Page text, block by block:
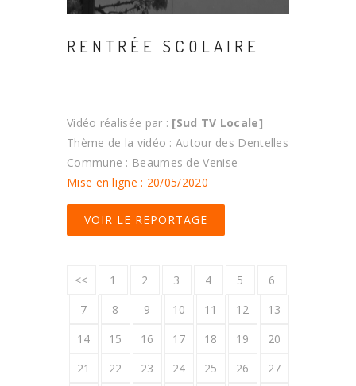
RENTRÉE SCOLAIRE
Vidéo réalisée par : [Sud TV Locale]
Thème de la vidéo : Autour des Dentelles
Commune : Beaumes de Venise
Mise en ligne : 20/05/2020
VOIR LE REPORTAGE
<< 1 2 3 4 5
6
7
8 9 10 11 12
13
14
15 16 17 18 19
20
21
22 23 24 25 26
27